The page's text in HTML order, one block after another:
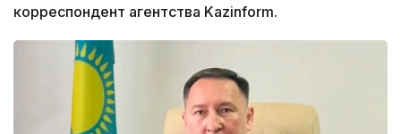
корреспондент агентства Kazinform.